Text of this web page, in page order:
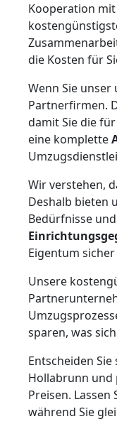
Kooperation
die Kosten für
Wenn Sie
Partnerfirmen.
damit Sie die
eine komplette
Wir verstehen,
Deshalb bieten
Bedürfnisse
Eigentum
Unsere
sparen, was
Entscheiden
Hollabrunn und
Preisen.
während Sie